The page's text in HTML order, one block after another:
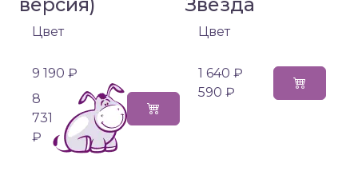
версия)
Цвет
9 190 ₽
8
731
₽
Звезда
Цвет
1 640 ₽
590 ₽